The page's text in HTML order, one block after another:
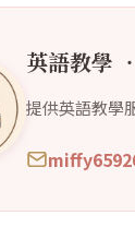
英語教學
提供英語教學